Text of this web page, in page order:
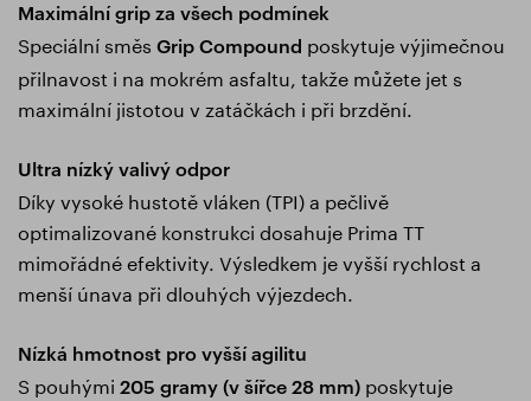
Maximální grip za všech podmínek
Speciální směs Grip Compound poskytuje výjimečnou
přilnavost i na mokrém asfaltu, takže můžete jet s
maximální jistotou v zatáčkách i při brzdění.
Ultra nízký valivý odpor
Díky vysoké hustotě vláken (TPI) a pečlivě
optimalizované konstrukci dosahuje Prima TT
mimořádné efektivity. Výsledkem je vyšší rychlost a
menší únava při dlouhých výjezdech.
Nízká hmotnost pro vyšší agilitu
S pouhými 205 gramy (v šířce 28 mm) poskytuje